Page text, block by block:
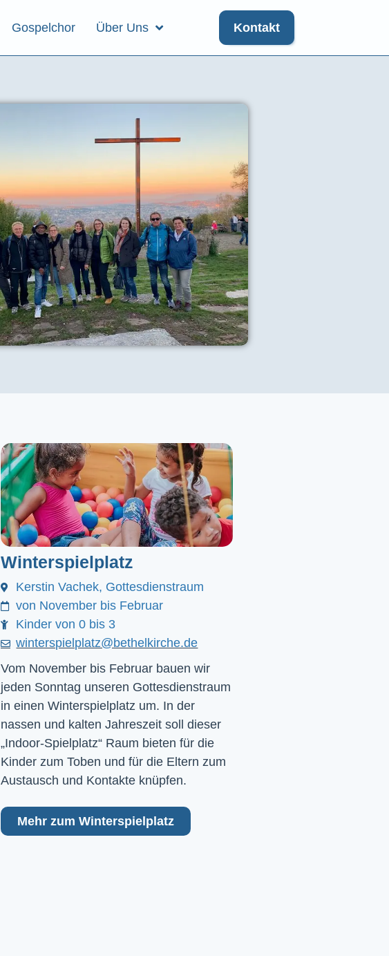
Gospelchor Über Uns Kontakt
Winterspielplatz
Kerstin Vachek, Gottesdienstraum
von November bis Februar
Kinder von 0 bis 3
winterspielplatz@bethelkirche.de
Vom November bis Februar bauen wir
jeden Sonntag unseren Gottesdienstraum
in einen Winterspielplatz um. In der
nassen und kalten Jahreszeit soll dieser
„Indoor-Spielplatz“ Raum bieten für die
Kinder zum Toben und für die Eltern zum
Austausch und Kontakte knüpfen.
Mehr zum Winterspielplatz